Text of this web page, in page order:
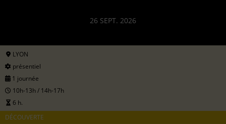
26 SEPT. 2026
LYON
présentiel
1 journée
10h-13h / 14h-17h
6 h.
DÉCOUVERTE